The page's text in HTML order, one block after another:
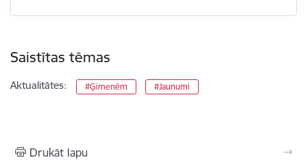
Saistītas tēmas
Aktualitātes: #Ģimenēm #Jaunumi
Drukāt lapu